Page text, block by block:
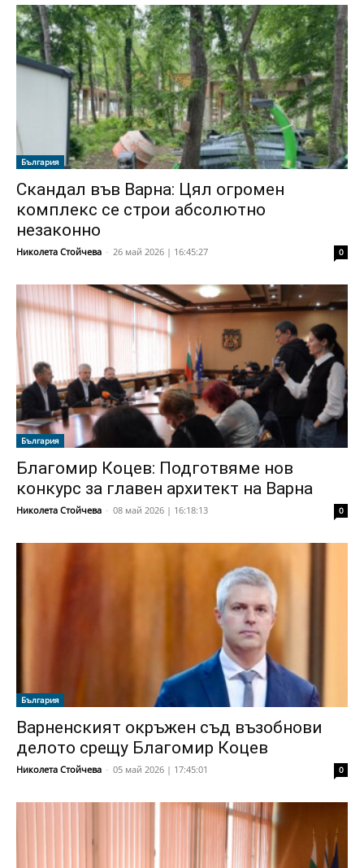
България
Скандал във Варна: Цял огромен
комплекс се строи абсолютно
незаконно
Николета Стойчева - 26 май 2026 | 16:45:27 0
България
Благомир Коцев: Подготвяме нов
конкурс за главен архитект на Варна
Николета Стойчева - 08 май 2026 | 16:18:13 0
България
Варненският окръжен съд възобнови
делото срещу Благомир Коцев
Николета Стойчева - 05 май 2026 | 17:45:01 0